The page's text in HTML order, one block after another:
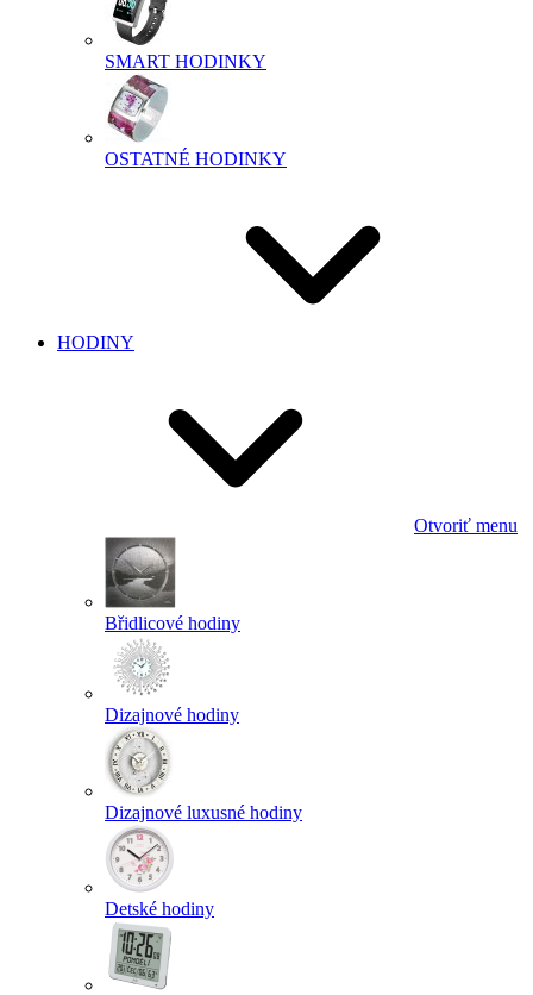
SMART HODINKY
OSTATNÉ HODINKY
HODINY
Otvoriť menu
Břidlicové hodiny
Dizajnové hodiny
Dizajnové luxusné hodiny
Detské hodiny